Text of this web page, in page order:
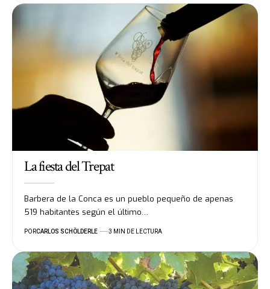
La fiesta del Trepat
Barbera de la Conca es un pueblo pequeño de apenas
519 habitantes según el último…
PORCARLOS SCHÖLDERLE 3 MIN DE LECTURA